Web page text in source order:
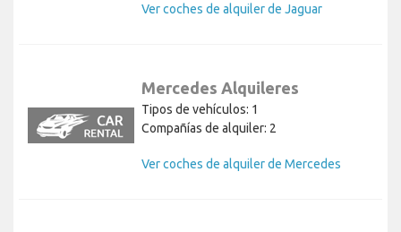
Ver coches de alquiler de Jaguar
Mercedes Alquileres
Tipos de vehículos: 1
Compañías de alquiler: 2
Ver coches de alquiler de Mercedes